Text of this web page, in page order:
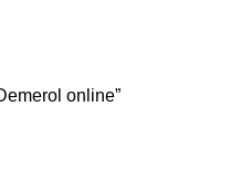
online”